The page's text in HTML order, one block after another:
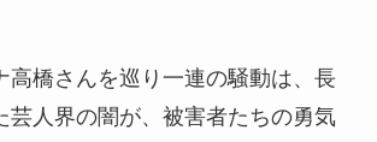
高橋さんを巡り一連の騒動は、長
芸人界の闇が、被害者たちの勇気